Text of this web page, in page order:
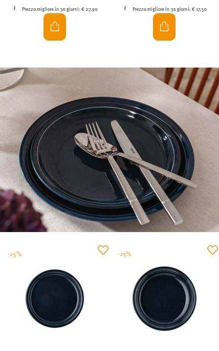
Prezzo migliore in 30 giorni:€ 27,90 Prezzo migliore in 30 giorni:€ 17,50
-25% -25%